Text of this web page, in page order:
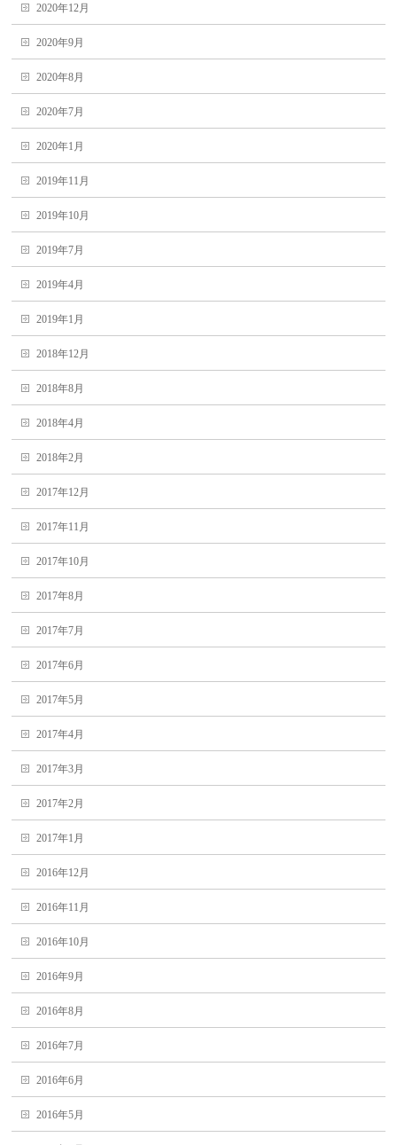
2020年12月
2020年9月
2020年8月
2020年7月
2020年1月
2019年11月
2019年10月
2019年7月
2019年4月
2019年1月
2018年12月
2018年8月
2018年4月
2018年2月
2017年12月
2017年11月
2017年10月
2017年8月
2017年7月
2017年6月
2017年5月
2017年4月
2017年3月
2017年2月
2017年1月
2016年12月
2016年11月
2016年10月
2016年9月
2016年8月
2016年7月
2016年6月
2016年5月